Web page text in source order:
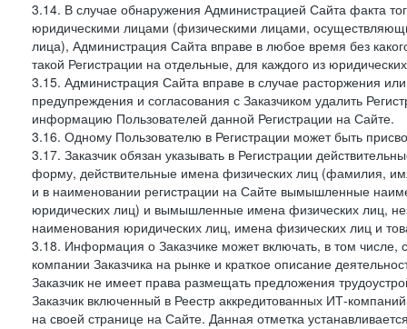
3.14. В случае обнаружения Администрацией Сайта факта
юридическими лицами (физическими лицами,
лица), Администрация Сайта вправе в любое время без
такой Регистрации на отдельные, для каждого из
3.15. Администрация Сайта вправе в случае расторжения
предупреждения и согласования с Заказчиком удалить
информацию Пользователей данной Регистрации на Сайте.
3.16. Одному Пользователю в Регистрации может быть
3.17. Заказчик обязан указывать в Регистрации
форму, действительные имена физических лиц (фамилия,
и в наименовании регистрации на Сайте вымышленные
юридических лиц) и вымышленные имена физических лиц,
наименования юридических лиц, имена физических лиц и
3.18. Информация о Заказчике может включать, в том
компании Заказчика на рынке и краткое описание
Заказчик не имеет права размещать предложения
Заказчик включенный в Реестр аккредитованных ИТ-
на своей странице на Сайте. Данная отметка